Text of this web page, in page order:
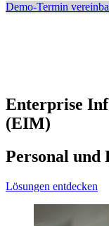
Demo-Termin
Enterprise
(EIM)
Personal und
Lösungen entdecken